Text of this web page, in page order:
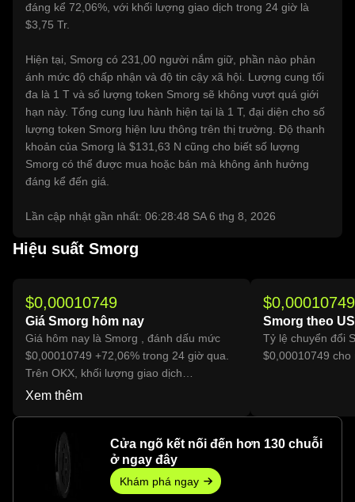
đáng kể 72,06%, với khối lượng giao dịch trong 24 giờ là
$3,75 Tr.
Hiện tại, Smorg có 231,00 người nắm giữ, phần nào phản
ánh mức độ chấp nhận và độ tin cậy xã hội. Lượng cung tối
đa là 1 T và số lượng token Smorg sẽ không vượt quá giới
hạn này. Tổng cung lưu hành hiện tại là 1 T, đại diện cho số
lượng token Smorg hiện lưu thông trên thị trường. Độ thanh
khoản của Smorg là $131,63 N cũng cho biết số lượng
Smorg có thể được mua hoặc bán mà không ảnh hưởng
đáng kể đến giá.
Lần cập nhật gần nhất: 06:28:48 SA 6 thg 8, 2026
Hiệu suất Smorg
$0,00010749
Giá Smorg hôm nay
Giá hôm nay là Smorg , đánh dấu mức
$0,00010749 +72,06% trong 24 giờ qua.
Trên OKX, khối lượng giao dịch
Smorghôm nay đã đạt 34.931.396.173, trị
Xem thêm
$0,00010749
Smorg theo
Tỷ lệ chuyển đổi
$0,00010749 cho
Cửa ngõ kết nối đến hơn 130 chuỗi
ở ngay đây
Khám phá ngay